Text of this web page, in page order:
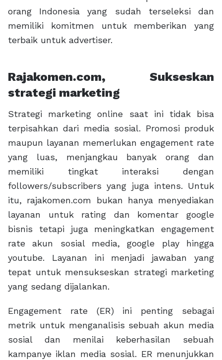
orang Indonesia yang sudah terseleksi dan
memiliki komitmen untuk memberikan yang
terbaik untuk advertiser.
Rajakomen.com, Sukseskan
strategi marketing
Strategi marketing online saat ini tidak bisa
terpisahkan dari media sosial. Promosi produk
maupun layanan memerlukan engagement rate
yang luas, menjangkau banyak orang dan
memiliki tingkat interaksi dengan
followers/subscribers yang juga intens. Untuk
itu, rajakomen.com bukan hanya menyediakan
layanan untuk rating dan komentar google
bisnis tetapi juga meningkatkan engagement
rate akun sosial media, google play hingga
youtube. Layanan ini menjadi jawaban yang
tepat untuk mensukseskan strategi marketing
yang sedang dijalankan.
Engagement rate (ER) ini penting sebagai
metrik untuk menganalisis sebuah akun media
sosial dan menilai keberhasilan sebuah
kampanye iklan media sosial. ER menunjukkan